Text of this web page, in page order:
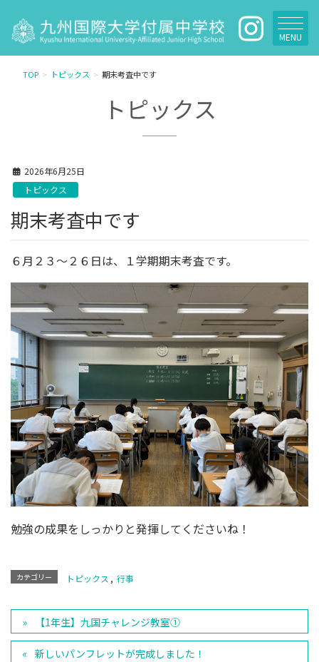
MENU
TOP トピックス 期末考査中です
トピックス
2026年6月25日
トピックス
期末考査中です
６月２３〜２６日は、１学期期末考査です。
勉強の成果をしっかりと発揮してくださいね！
カテゴリー トピックス , 行事
【1年生】九国チャレンジ教室①
新しいパンフレットが完成しました！